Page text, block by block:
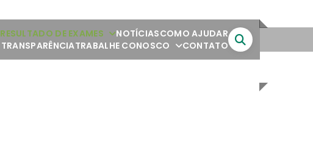
RESULTADO DE EXAMES NOTÍCIASCOMO AJUDAR
TRANSPARÊNCIATRABALHE CONOSCO CONTATO